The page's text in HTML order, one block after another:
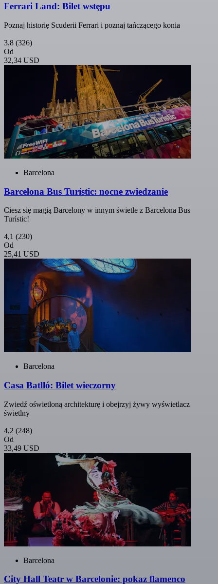
Ferrari Land: Bilet wstępu
Poznaj historię Scuderii Ferrari i poznaj tańczącego konia
3,8 (326)
Od
32,34 USD
Barcelona
Barcelona Bus Turístic: nocne zwiedzanie
Ciesz się magią Barcelony w innym świetle z Barcelona Bus
Turístic!
4,1 (230)
Od
25,41 USD
Barcelona
Casa Batlló: Bilet wieczorny
Zwiedź oświetloną architekturę i obejrzyj żywy wyświetlacz
świetlny
4,2 (248)
Od
33,49 USD
Barcelona
City Hall Teatr w Barcelonie: pokaz flamenco